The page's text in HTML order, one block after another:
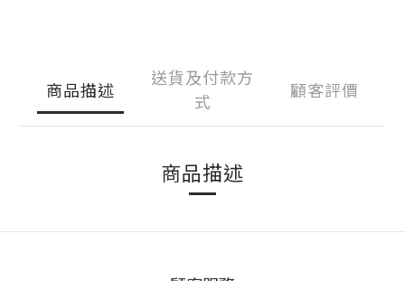
商品描述
送貨及付款方
式
顧客評價
商品描述